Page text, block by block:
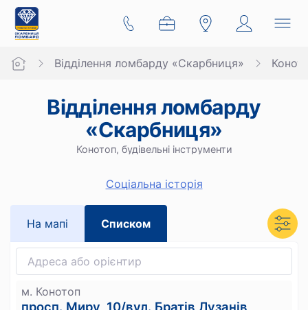
Відділення ломбарду «Скарбниця»
Відділення ломбарду
«Скарбниця»
Конотоп, будівельні інструменти
Cоціальна історія
На мапi Списком
м. Конотоп
просп. Миру, 10/вул. Братів Лузанів,